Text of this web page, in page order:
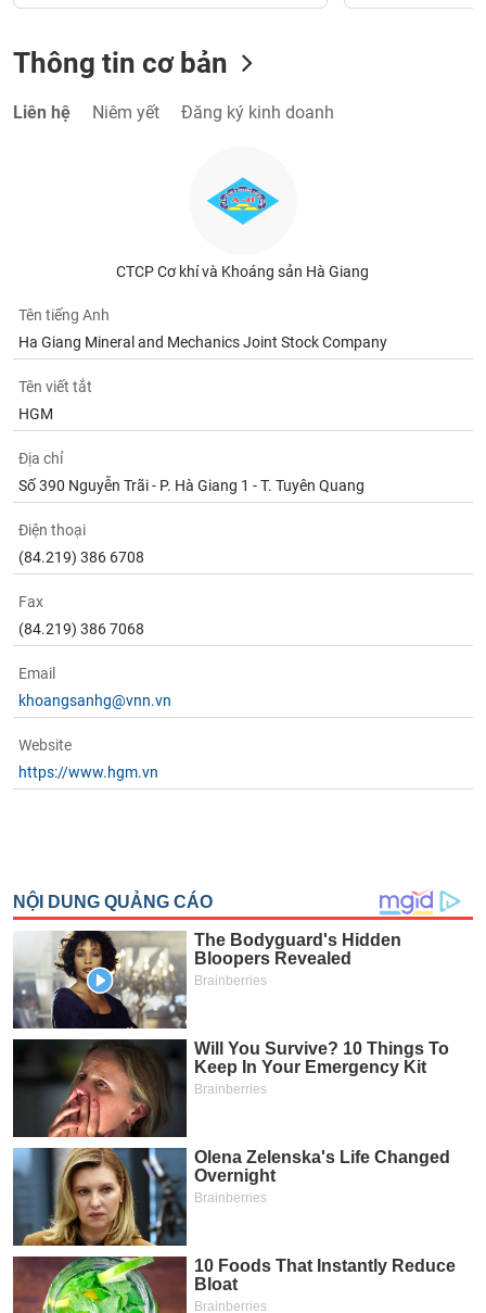
Thông tin cơ bản
Liên hệ Niêm yết Đăng ký kinh doanh
CTCP Cơ khí và Khoáng sản Hà Giang
Tên tiếng Anh
Ha Giang Mineral and Mechanics Joint Stock Company
Tên viết tắt
HGM
Địa chỉ
Số 390 Nguyễn Trãi - P. Hà Giang 1 - T. Tuyên Quang
Điện thoại
(84.219) 386 6708
Fax
(84.219) 386 7068
Email
khoangsanhg@vnn.vn
Website
https://www.hgm.vn